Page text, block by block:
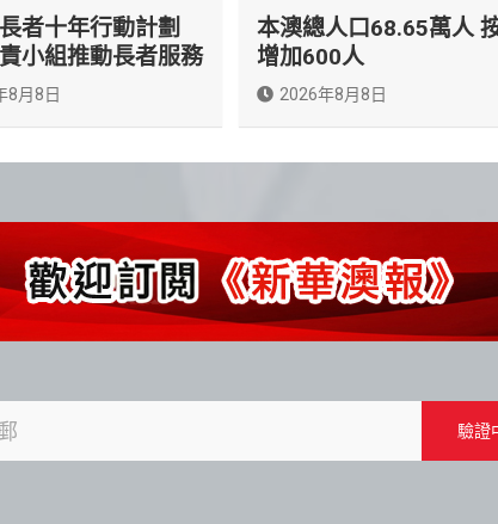
者十年行動計劃
小組推動長者服務
8月8日
本澳總人口68.65萬人
增加600人
2026年8月8日